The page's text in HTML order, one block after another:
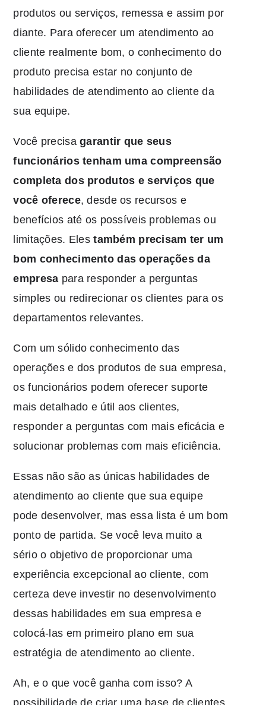
produtos ou serviços, remessa e assim por
diante. Para oferecer um atendimento ao
cliente realmente bom, o conhecimento do
produto precisa estar no conjunto de
habilidades de atendimento ao cliente da
sua equipe.
Você precisa garantir que seus
funcionários tenham uma compreensão
completa dos produtos e serviços que
você oferece, desde os recursos e
benefícios até os possíveis problemas ou
limitações. Elestambém precisam ter um
bom conhecimento das operações da
empresa para responder a perguntas
simples ou redirecionar os clientes para os
departamentos relevantes.
Com um sólido conhecimento das
operações e dos produtos de sua empresa,
os funcionários podem oferecer suporte
mais detalhado e útil aos clientes,
responder a perguntas com mais eficácia e
solucionar problemas com mais eficiência.
Essas não são as únicas habilidades de
atendimento ao cliente que sua equipe
pode desenvolver, mas essa lista é um bom
ponto de partida. Se você leva muito a
sério o objetivo de proporcionar uma
experiência excepcional ao cliente, com
certeza deve investir no desenvolvimento
dessas habilidades em sua empresa e
colocá-las em primeiro plano em sua
estratégia de atendimento ao cliente.
Ah, e o que você ganha com isso? A
possibilidade de criar uma base de clientes